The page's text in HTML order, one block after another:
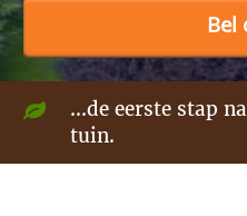
Bel
...de eerste stap
tuin.